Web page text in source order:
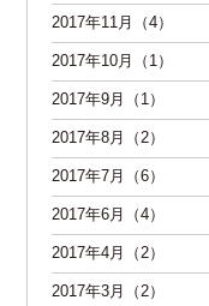
2017年11月（4）
2017年10月（1）
2017年9月（1）
2017年8月（2）
2017年7月（6）
2017年6月（4）
2017年4月（2）
2017年3月（2）